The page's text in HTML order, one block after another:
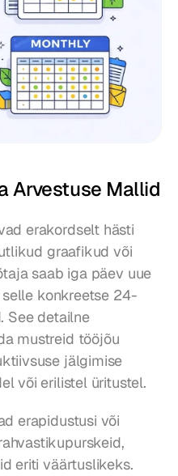
Arvestuse Mallid
erakordselt hästi
graafikud või
saab iga päev uue
konkreetse 24-
See detailne
mustreid tööjõu
jälgimise
või erilistel üritustel.
erapidustusi või
eriti väärtuslikeks.